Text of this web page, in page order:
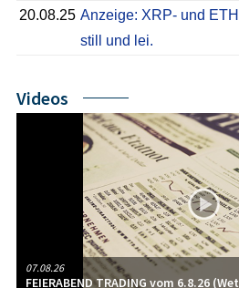
20.08.25 Anzeige: XRP- und
still und lei.
Videos
07.08.26
FEIERABEND TRADING vom 6.8.26